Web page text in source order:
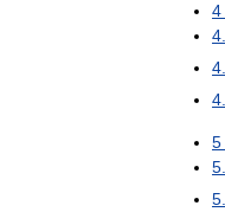
4
4
4
4
5
5
5